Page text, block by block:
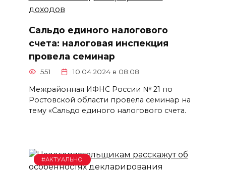
Сальдо единого налогового
счета: налоговая инспекция
провела семинар
551 10.04.2024 в 08:08
Межрайонная ИФНС России № 21 по
Ростовской области провела семинар на
тему «Сальдо единого налогового счета.
#АКТУАЛЬНО